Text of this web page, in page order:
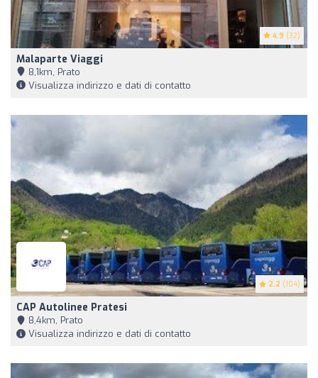
4.9 (32)
Malaparte Viaggi
8,1km, Prato
Visualizza indirizzo e dati di contatto
2.2 (104)
CAP Autolinee Pratesi
8,4km, Prato
Visualizza indirizzo e dati di contatto